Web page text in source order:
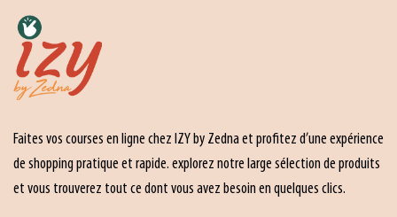
Faites vos courses en ligne chez IZY by Zedna et profitez d’une expérience
de shopping pratique et rapide. explorez notre large sélection de produits
et vous trouverez tout ce dont vous avez besoin en quelques clics.